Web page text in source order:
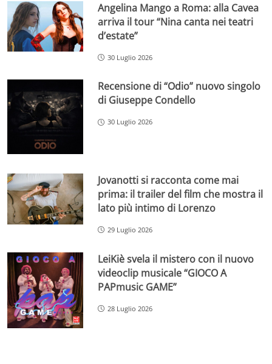
Angelina Mango a Roma: alla Cavea
arriva il tour “Nina canta nei teatri
d’estate”
30 Luglio 2026
Recensione di “Odio” nuovo singolo
di Giuseppe Condello
30 Luglio 2026
Jovanotti si racconta come mai
prima: il trailer del film che mostra il
lato più intimo di Lorenzo
29 Luglio 2026
LeiKiè svela il mistero con il nuovo
videoclip musicale “GIOCO A
PAPmusic GAME”
28 Luglio 2026